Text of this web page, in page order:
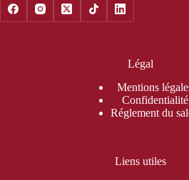
Légal
Mentions
Confidentialité
Réglement du
Liens utiles